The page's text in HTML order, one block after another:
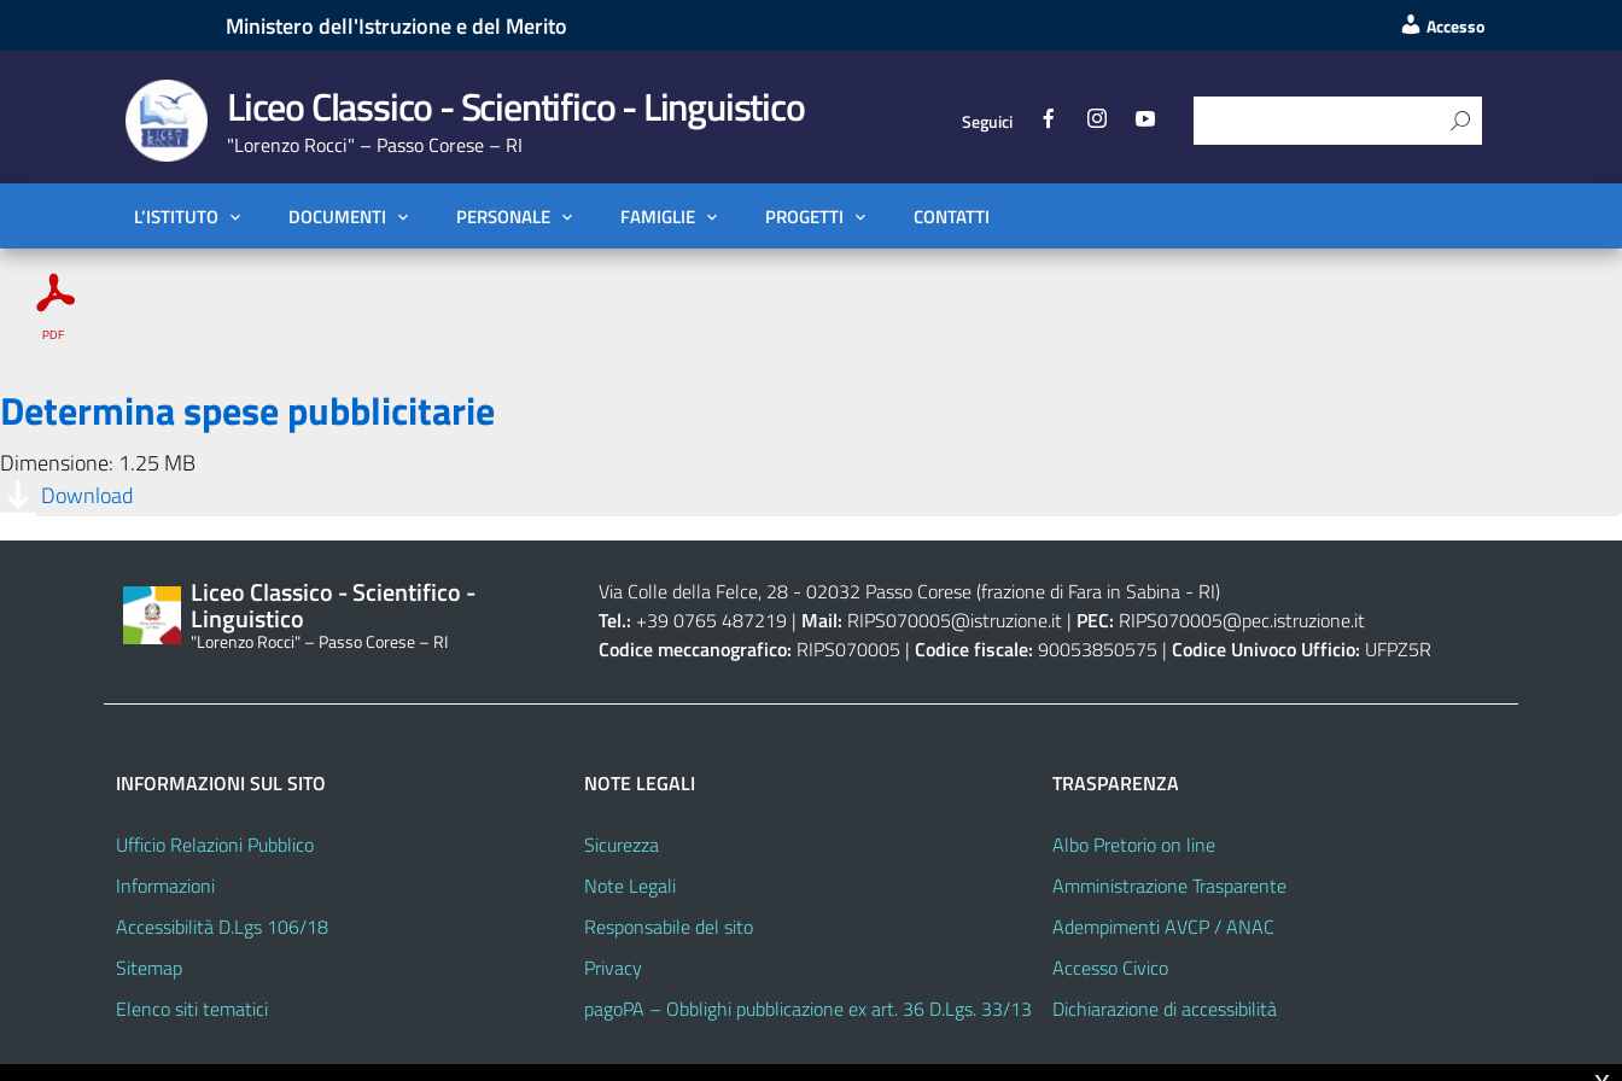
Ministero dell'Istruzione e del Merito Accesso
Liceo Classico - Scientifico - Linguistico
"Lorenzo Rocci" – Passo Corese – RI
Seguici
L’ISTITUTO DOCUMENTI PERSONALE FAMIGLIE PROGETTI CONTATTI
Determina spese pubblicitarie
Dimensione: 1.25 MB
Download
Liceo Classico - Scientifico -
Linguistico
"Lorenzo Rocci" – Passo Corese – RI
Via Colle della Felce, 28 - 02032 Passo Corese (frazione di Fara in Sabina - RI)
Tel.: +39 0765 487219 | Mail: RIPS070005@istruzione.it| PEC: RIPS070005@pec.istruzione.it
Codice meccanografico: RIPS070005 | Codice fiscale: 90053850575 | Codice Univoco Ufficio: UFPZ5R
INFORMAZIONI SUL SITO
Ufficio Relazioni Pubblico
Informazioni
Accessibilità D.Lgs 106/18
Sitemap
Elenco siti tematici
NOTE LEGALI
Sicurezza
Note Legali
Responsabile del sito
Privacy
pagoPA – Obblighi pubblicazione ex art. 36 D.Lgs. 33/13
TRASPARENZA
Albo Pretorio on line
Amministrazione Trasparente
Adempimenti AVCP / ANAC
Accesso Civico
Dichiarazione di accessibilità